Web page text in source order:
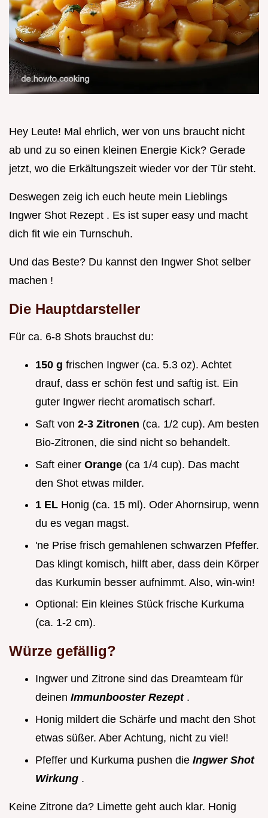
Hey Leute! Mal ehrlich, wer von uns braucht nicht
ab und zu so einen kleinen Energie Kick? Gerade
jetzt, wo die Erkältungszeit wieder vor der Tür steht.
Deswegen zeig ich euch heute mein Lieblings
Ingwer Shot Rezept . Es ist super easy und macht
dich fit wie ein Turnschuh.
Und das Beste? Du kannst den Ingwer Shot selber
machen !
Die Hauptdarsteller
Für ca. 6-8 Shots brauchst du:
150 g frischen Ingwer (ca. 5.3 oz). Achtet
drauf, dass er schön fest und saftig ist. Ein
guter Ingwer riecht aromatisch scharf.
Saft von 2-3 Zitronen (ca. 1/2 cup). Am besten
Bio-Zitronen, die sind nicht so behandelt.
Saft einer Orange (ca 1/4 cup). Das macht
den Shot etwas milder.
1 EL Honig (ca. 15 ml). Oder Ahornsirup, wenn
du es vegan magst.
'ne Prise frisch gemahlenen schwarzen Pfeffer.
Das klingt komisch, hilft aber, dass dein Körper
das Kurkumin besser aufnimmt. Also, win-win!
Optional: Ein kleines Stück frische Kurkuma
(ca. 1-2 cm).
Würze gefällig?
Ingwer und Zitrone sind das Dreamteam für
deinen Immunbooster Rezept .
Honig mildert die Schärfe und macht den Shot
etwas süßer. Aber Achtung, nicht zu viel!
Pfeffer und Kurkuma pushen die Ingwer Shot
Wirkung .
Keine Zitrone da? Limette geht auch klar. Honig